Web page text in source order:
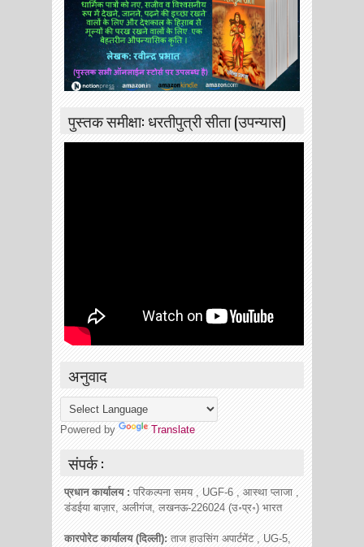
पुस्तक समीक्षा: धरतीपुत्री सीता (उपन्यास)
अनुवाद
Powered by Translate
संपर्क :
प्रधान कार्यालय : परिकल्पना समय , UGF-6 , आस्था प्लाजा ,
डंडईया बाज़ार, अलीगंज, लखनऊ-226024 (उ॰प्र॰) भारत
कारपोरेट कार्यालय (दिल्ली): ताज हाउसिंग अपार्टमेंट , UG-5,